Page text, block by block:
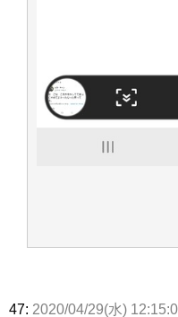
47: 2020/04/29(水)